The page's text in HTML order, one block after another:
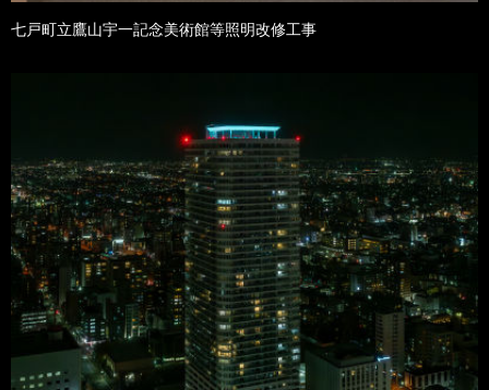
七戸町立鷹山宇一記念美術館等照明改修工事